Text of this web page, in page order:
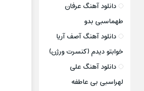
دانلود آهنگ عرفان
طهماسبی بدو
دانلود آهنگ آصف آریا
خوابتو دیدم (کنسرت ورژن)
دانلود آهنگ علی
لهراسبی بی عاطفه